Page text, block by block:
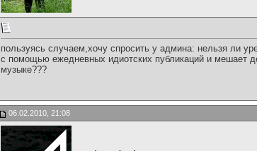
пользуясь случаем,хочу спросить у админа: нельзя ли
с помощью ежедневных идиотских публикаций и мешает
музыке???
06.02.2010, 21:08